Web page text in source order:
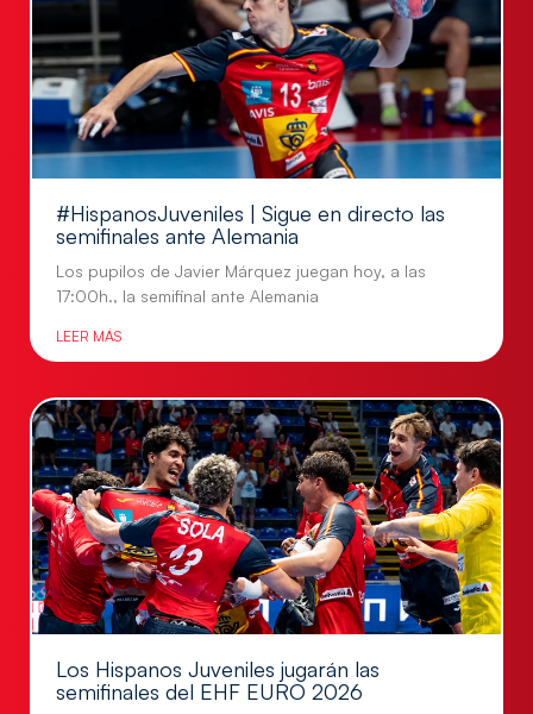
#HispanosJuveniles | Sigue en directo las
semifinales ante Alemania
Los pupilos de Javier Márquez juegan hoy, a las
17:00h., la semifinal ante Alemania
LEER MÁS
Los Hispanos Juveniles jugarán las
semifinales del EHF EURO 2026